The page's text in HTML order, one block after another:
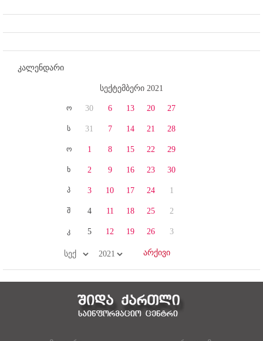
კალენდარი
სექტემბერი 2021
ო
ს
ო
ხ
პ
შ
კ
30
31
1
2
3
4
5
6
7
8
9
10
11
12
13
14
15
16
17
18
19
20
21
22
23
24
25
26
27
28
29
30
1
2
3